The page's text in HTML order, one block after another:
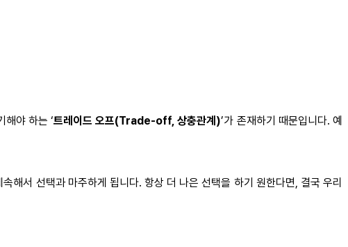
야 하는 ‘트레이드 오프(Trade-off, 상충관계)’가 존재하기 때문입니다. 예
해서 선택과 마주하게 됩니다. 항상 더 나은 선택을 하기 원한다면, 결국 우리